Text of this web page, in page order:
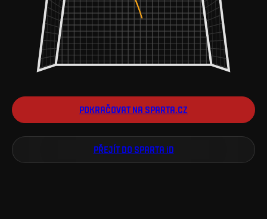
POKRAČOVAT NA SPARTA.CZ
PŘEJÍT DO SPARTA iD